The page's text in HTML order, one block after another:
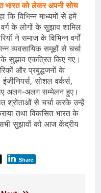
भारत को लेकर अपनी सोच
कि विभिन्न माध्यमों से हमें
के लोगों के सुझाव शामिल
ने समाज के विभिन्न वर्गों
व्यवसायिक समूहों से चर्चा
सुझाव एकत्रित किए गए।
और प्रबुद्धजनों के
सोशल वर्कर्स,
अलग-अलग सम्मेलन हुए।
श्रोताओं से चर्चा करके उन्हें
तथा विकसित भारत के
सुझावों को आज केंद्रीय
Share